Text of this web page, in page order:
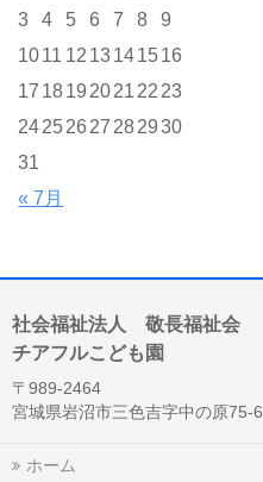
« 7月
3
4 5 6 7 8
9
1011 12 13141516
17 1819 2021 22 23
242526 27 2829 30
31
社会福祉法人 敬長福祉会
チアフルこども園
〒989-2464
宮城県岩沼市三色吉字中の原75-6
ホーム